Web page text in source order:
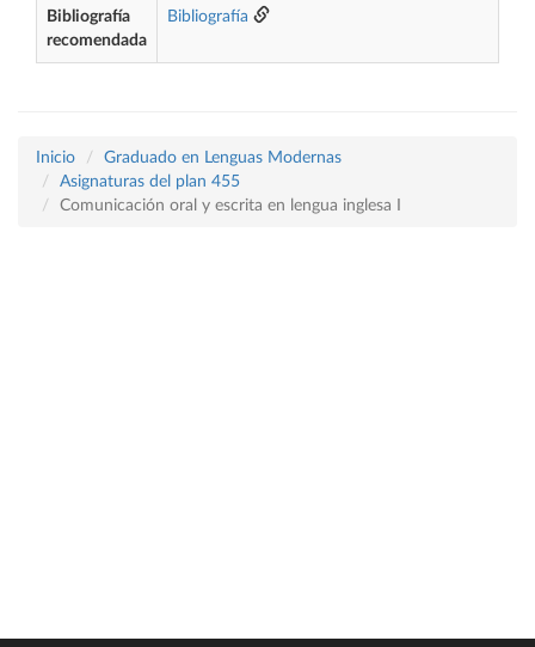
Bibliografía
recomendada
Bibliografía
Inicio
Graduado en Lenguas Modernas
Asignaturas del plan 455
Comunicación oral y escrita en lengua inglesa I